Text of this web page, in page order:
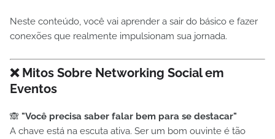
Neste conteúdo, você vai aprender a sair do básico e fazer
conexões que realmente impulsionam sua jornada.
❌ Mitos Sobre Networking Social em
Eventos
🙈 "Você precisa saber falar bem para se destacar"
A chave está na escuta ativa. Ser um bom ouvinte é tão